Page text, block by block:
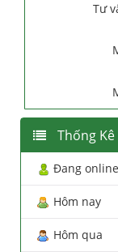
Tư
Thống
Đang online
Hôm nay
Hôm qua